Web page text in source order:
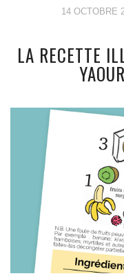
14 OCTOBRE
LA RECETTE